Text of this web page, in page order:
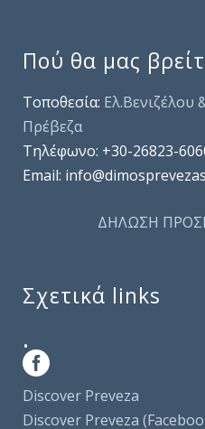
Πού θα μας
Τοποθεσία:
Πρέβεζα
Τηλέφωνo: +30-26823-
Email:
ΔΗΛΩΣΗ
Σχετικά links
.
Discover Preveza
Discover Preveza